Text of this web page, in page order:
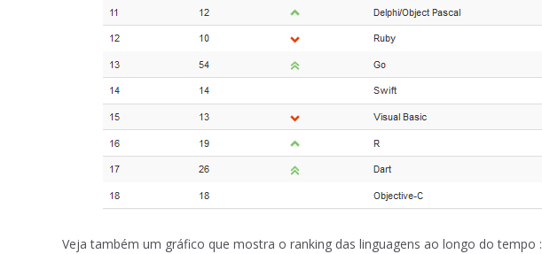
Veja também um gráfico que mostra o ranking das linguagens ao longo do tempo :